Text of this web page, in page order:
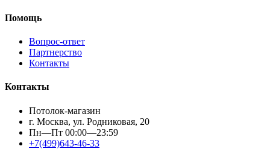
Помощь
Вопрос-ответ
Партнерство
Контакты
Контакты
Потолок-магазин
г. Москва, ул. Родниковая, 20
Пн—Пт 00:00—23:59
+7(499)643-46-33